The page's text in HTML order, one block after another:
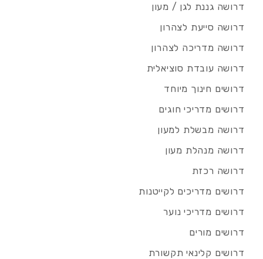
דרושה גננת לגן / מעון
דרושה סייעת לצהרון
דרושה מדריכה לצהרון
דרושה עובדת סוציאלית
דרושים חינוך מיוחד
דרושים מדריכי חוגים
דרושה מבשלת למעון
דרושה מנהלת מעון
דרושה רכזת
דרושים מדריכים לקייטנות
דרושים מדריכי נוער
דרושים מורים
דרושים קלינאי תקשורת